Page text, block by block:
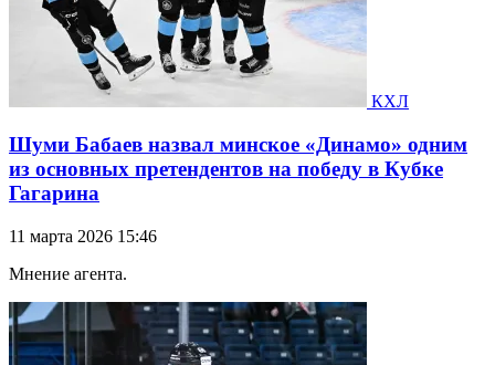
КХЛ
Шуми Бабаев назвал минское «Динамо» одним
из основных претендентов на победу в Кубке
Гагарина
11 марта 2026 15:46
Мнение агента.